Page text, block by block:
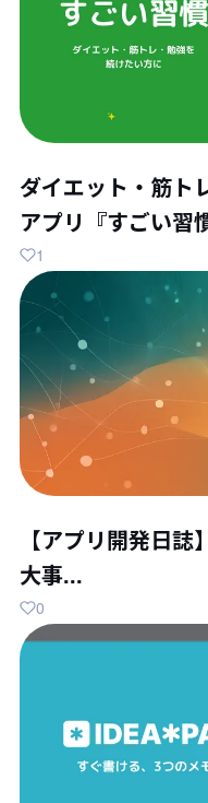
ダイエット・筋ト
アプリ『すごい習
1
【アプリ開発日
大事...
0